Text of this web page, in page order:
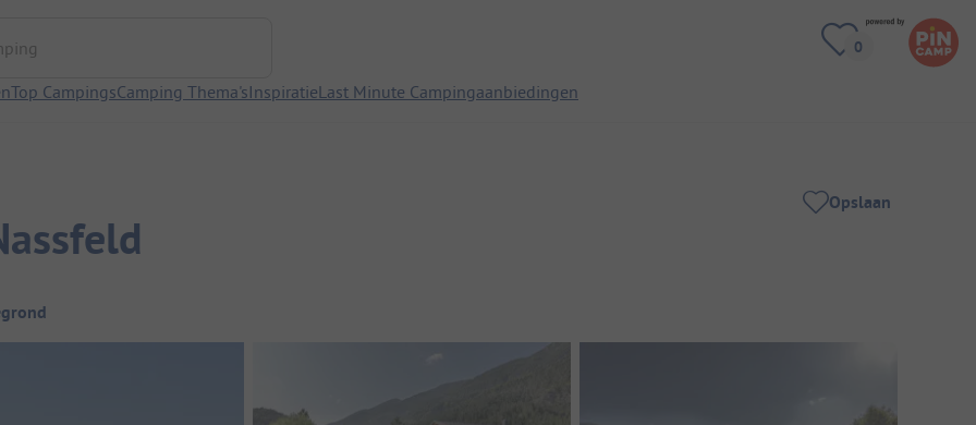
Top CampingsCamping Thema'sInspiratieLast Minute Campingaanbiedingen
Opslaan